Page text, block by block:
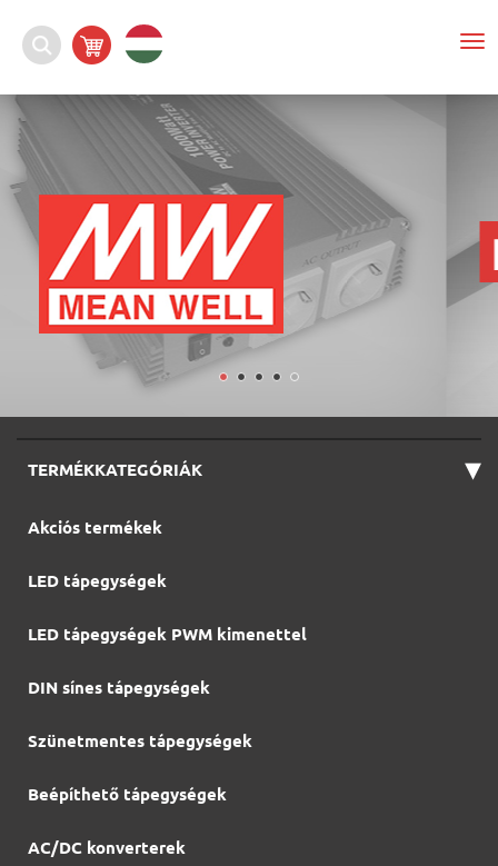
TERMÉKKATEGÓRIÁK ▾
Akciós termékek
LED tápegységek
LED tápegységek PWM kimenettel
DIN sínes tápegységek
Szünetmentes tápegységek
Beépíthető tápegységek
AC/DC konverterek